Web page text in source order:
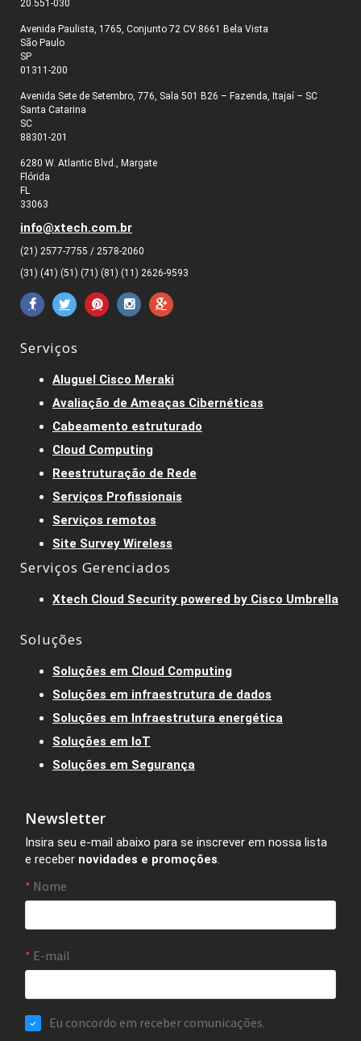
20.551-030
Avenida Paulista, 1765, Conjunto 72 CV:8661 Bela Vista
São Paulo
SP
01311-200
Avenida Sete de Setembro, 776, Sala 501 B26 – Fazenda, Itajaí – SC
Santa Catarina
SC
88301-201
6280 W. Atlantic Blvd., Margate
Flórida
FL
33063
info@xtech.com.br
(21) 2577-7755 / 2578-2060
(31) (41) (51) (71) (81) (11) 2626-9593
Serviços
Aluguel Cisco Meraki
Avaliação de Ameaças Cibernéticas
Cabeamento estruturado
Cloud Computing
Reestruturação de Rede
Serviços Profissionais
Serviços remotos
Site Survey Wireless
Serviços Gerenciados
Xtech Cloud Security powered by Cisco Umbrella
Soluções
Soluções em Cloud Computing
Soluções em infraestrutura de dados
Soluções em Infraestrutura energética
Soluções em IoT
Soluções em Segurança
Newsletter
Insira seu e-mail abaixo para se inscrever em nossa lista
e receber novidades e promoções.